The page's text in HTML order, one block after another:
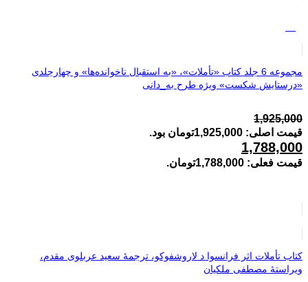
مجموعه 6 جلد کتاب «تأملات»، «به استقبال ناخوانده‌ها» و چهارجلدی
«درستایش شکست» ویژه طرح به_دانی
1,925,000
قیمت اصلی: 1,925,000تومان بود.
1,788,000
قیمت فعلی: 1,788,000تومان.
کتاب تأملات اثر فرانسوا د لاروشفوکو، ترجمۀ سعید عربلوی مقدم،
ویراستۀ مصطفی ملکیان